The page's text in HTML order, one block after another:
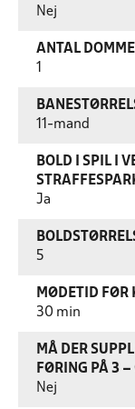
Nej
ANTAL
11-mand
BOLD I SPIL I
Ja
5
MØDETID FØR
30 min
MÅ DER
FØRING PÅ 3
Nej